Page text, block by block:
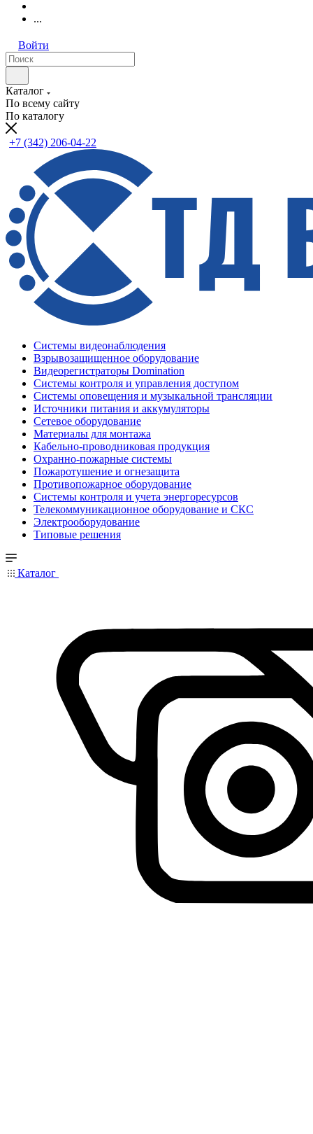
...
Войти
Каталог
По всему сайту
По каталогу
+7 (342) 206-04-22
Системы видеонаблюдения
Взрывозащищенное оборудование
Видеорегистраторы Domination
Системы контроля и управления доступом
Системы оповещения и музыкальной трансляции
Источники питания и аккумуляторы
Сетевое оборудование
Материалы для монтажа
Кабельно-проводниковая продукция
Охранно-пожарные системы
Пожаротушение и огнезащита
Противопожарное оборудование
Системы контроля и учета энергоресурсов
Телекоммуникационное оборудование и СКС
Электрооборудование
Типовые решения
Каталог